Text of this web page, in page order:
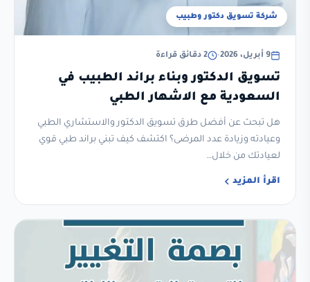
شركة تسويق دكتور وطبيب
9 أبريل، 2026 • 2 دقائق قراءة
تسويق الدكتور وبناء براند الطبيب في
السعودية مع الاشهار الطبي
هل تبحث عن أفضل طرق تسويق الدكتور والاستشاري الطبي
وعيادته وزيادة عدد المرضى؟ اكتشف كيف تبني براند طبي قوي
لعيادتك من خلال…
اقرأ المزيد